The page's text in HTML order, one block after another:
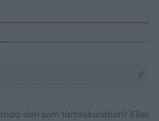
den som tårtdekoration? Eller